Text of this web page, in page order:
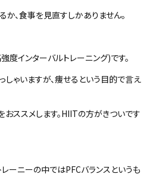
、食事を見直すしかありません。
インターバルトレーニング)です。
しゃいますが、痩せるという目的で言え
ススメします。HIITの方がきついです
ーニーの中ではPFCバランスというも